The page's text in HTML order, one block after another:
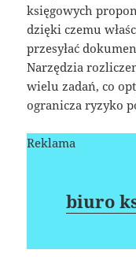
księgowych
dzięki czemu
przesyłać
Narzędzia
wielu zadań, co
ogranicza ryzyko
Reklama
biuro